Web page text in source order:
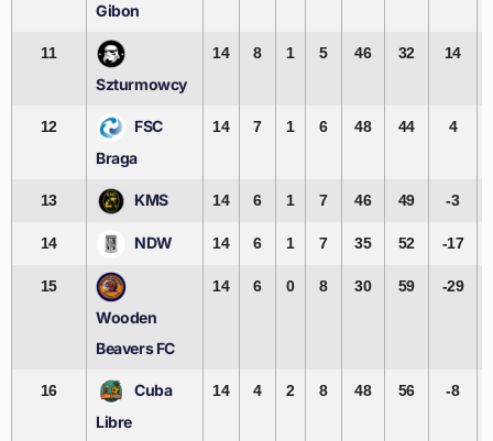
Gibon
11
Szturmowcy
14 8 1 5 46 32 14
12
FSC
Braga
14 7 1 6 48 44 4
13 KMS 14 6 1 7 46 49 -3
14 NDW 14 6 1 7 35 52 -17
15
Wooden
Beavers FC
14 6 0 8 30 59 -29
16
Cuba
Libre
14 4 2 8 48 56 -8